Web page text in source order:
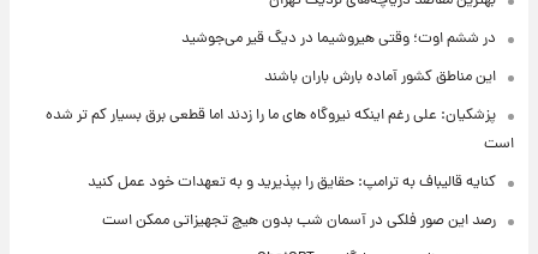
در ششم اوت؛ وقتی هیروشیما در دیگ قیر می‌جوشید
این مناطق کشور آماده بارش باران باشند
پزشکیان: علی رغم اینکه نیروگاه های ما را زدند اما قطعی برق بسیار کم تر شده
است
کنایه قالیباف به ترامپ: حقایق را بپذیرید و به تعهدات خود عمل کنید
رصد این صور فلکی در آسمان شب بدون هیچ تجهیزاتی ممکن است